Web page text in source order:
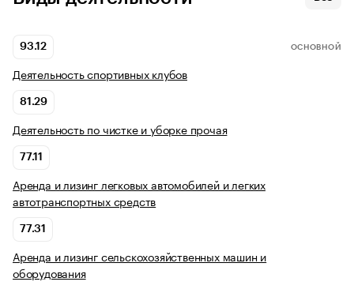
93.12 ОСНОВНОЙ
Деятельность спортивных клубов
81.29
Деятельность по чистке и уборке прочая
77.11
Аренда и лизинг легковых автомобилей и легких
автотранспортных средств
77.31
Аренда и лизинг сельскохозяйственных машин и
оборудования